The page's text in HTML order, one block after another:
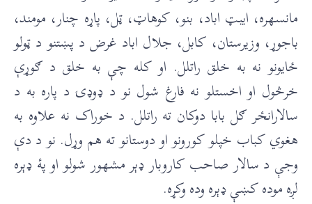
مانسهره، ايبټ اباد، بنو، کوهاټ، ټل، پاړه چنار، مومند،
باجوړ، وزيرستان، کابل، جلال اباد غرض د پښتنو د ټولو
ځايونو نه به خلق راتلل. او کله چې به خلق د ګوړې
خرڅول او اخستلو نه فارغ شول نو د ډوډۍ د پاره به د
سالارانځر ګل بابا دوکان ته راتلل. د خوراک نه علاوه به
هغوي کباب خپلو کورونو او دوستانو ته هم وړل. نو د دې
وجې د سالار صاحب کاروبار ډېر مشهور شولو او پۀ ډېره
لږه موده کښې ډېره وده وکړه.